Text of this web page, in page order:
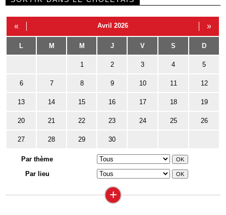
« Avril 2026 »
L M M J V S D
1 2 3 4 5
6 7 8 9 10 11 12
13 14 15 16 17 18 19
20 21 22 23 24 25 26
27 28 29 30
Par thème
Par lieu
+